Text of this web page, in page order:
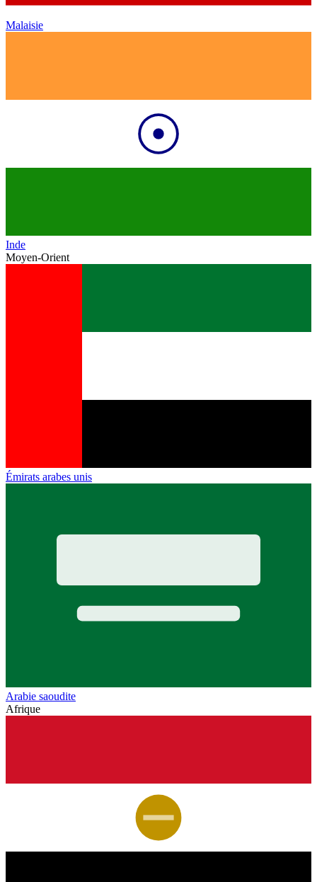
Malaisie
Inde
Moyen-Orient
Émirats arabes unis
Arabie saoudite
Afrique